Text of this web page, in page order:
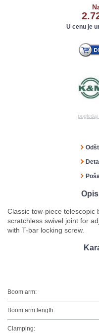
U cenu je
Classic tow-piece telescopic
scratchless swivel joint for
with T-bar locking screw.
Boom arm:
Boom arm length:
Clamping: